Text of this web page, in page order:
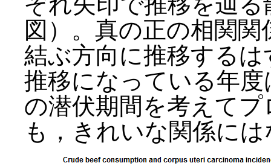
図）。真の正の相関
結ぶ方向に推移する
推移になっている年
の潜伏期間を考えて
も，きれいな関係に